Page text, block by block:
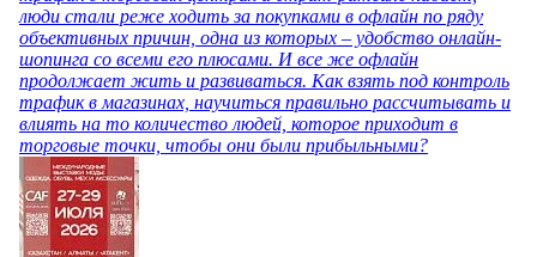
люди стали реже ходить за покупками в офлайн по ряду
объективных причин, одна из которых – удобство онлайн-
шопинга со всеми его плюсами. И все же офлайн
продолжает жить и развиваться. Как взять под контроль
трафик в магазинах, научиться правильно рассчитывать и
влиять на то количество людей, которое приходит в
торговые точки, чтобы они были прибыльными?